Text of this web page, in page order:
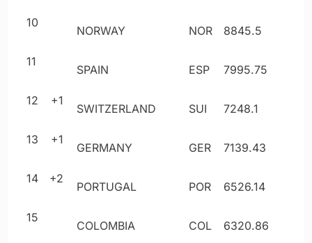
10
NORWAY NOR 8845.5
11
SPAIN ESP 7995.75
12 +1
SWITZERLAND SUI 7248.1
13 +1
GERMANY GER 7139.43
14 +2
PORTUGAL POR 6526.14
15
COLOMBIA COL 6320.86